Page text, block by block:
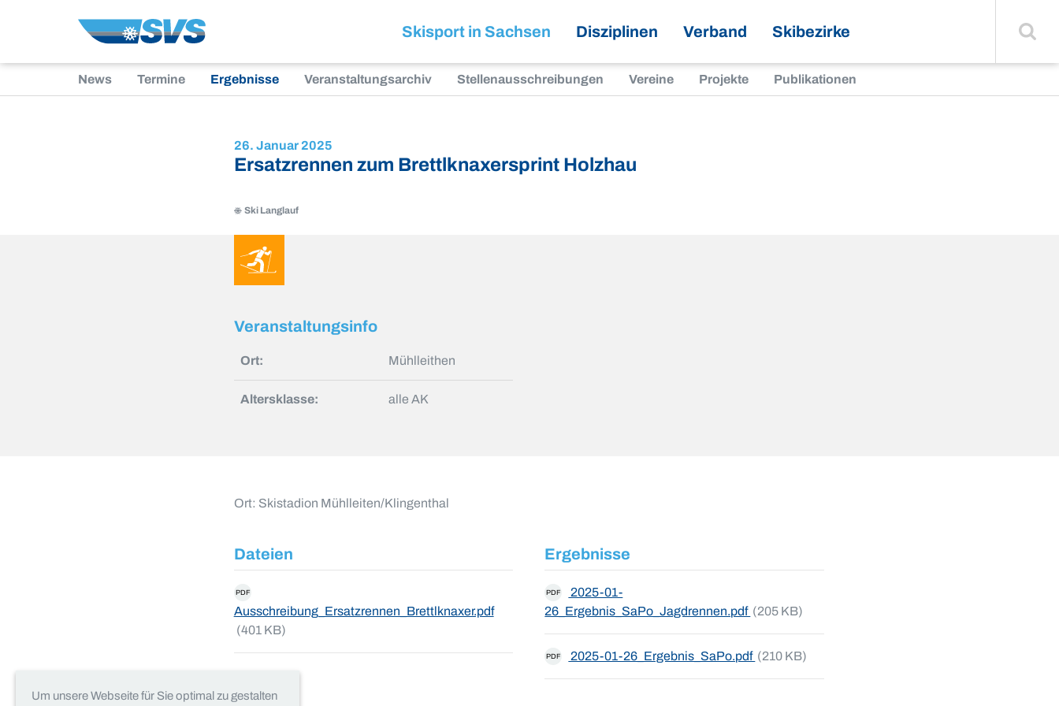
Skisport in Sachsen Disziplinen Verband Skibezirke
News Termine Ergebnisse Veranstaltungsarchiv Stellenausschreibungen Vereine Projekte Publikationen
26. Januar 2025
Ersatzrennen zum Brettlknaxersprint Holzhau
Ski Langlauf
Langlauf
Veranstaltungsinfo
Ort: Mühlleithen
Altersklasse: alle AK
Ort: Skistadion Mühlleiten/Klingenthal
Dateien
PDF
Ausschreibung_Ersatzrennen_Brettlknaxer.pdf
(401 KB)
Ergebnisse
PDF
2025-01-
26_Ergebnis_SaPo_Jagdrennen.pdf (205 KB)
PDF 2025-01-26_Ergebnis_SaPo.pdf (210 KB)
Um unsere Webseite für Sie optimal zu gestalten